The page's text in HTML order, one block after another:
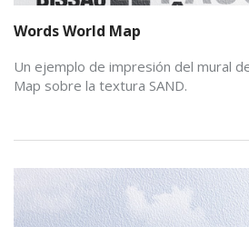
Words World Map
Un ejemplo de impresión del mural
Map sobre la textura SAND.